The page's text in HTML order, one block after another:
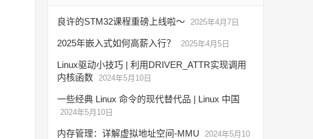
良许的STM32课程重磅上线啦～ 2025年4月7日
2025年嵌入式如何高薪入行？ 2025年4月5日
Linux驱动小技巧 | 利用DRIVER_ATTR实现调用
内核函数 2024年5月10日
一些经典 Linux 命令的现代替代品 | Linux 中国
2024年5月10日
内存管理：详解虚拟地址空间-MMU
2024年5月10